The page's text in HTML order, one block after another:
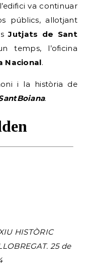
va continuar
públics, allotjant
Jutjats de Sant
l’oficina
Nacional.
i la història de
.
HISTÒRIC
25 de